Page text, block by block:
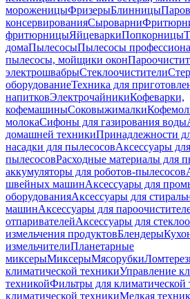
мороженицыФризерыБлинницы
консервированияСыроварни
фритюрницыЯйцеваркиПопкорницы
домаПылесосыПылесосы
пылесосы, мойщики окон
электрошвабрыСтеклоочистители
оборудованиеТехника для
напитковЭлектрочайникиКофеварки,
кофемашиныСоковыжималки
молокаСифоны для газирования воды
домашней техникиПринадлежности
насадки для пылесосовАксессуары
пылесосовРасходные материалы для
аккумуляторы для роботов-пылесосов
швейных машинАксессуары для
оборудованияАксессуары для
машинАксессуары для
отпаривателейАксессуары для
измельчения продуктовБлендеры
измельчителиПланетарные
миксерыМиксерыМясорубки
климатической техникиУправление
техникойФильтры для климатической
климатической техникиМелкая